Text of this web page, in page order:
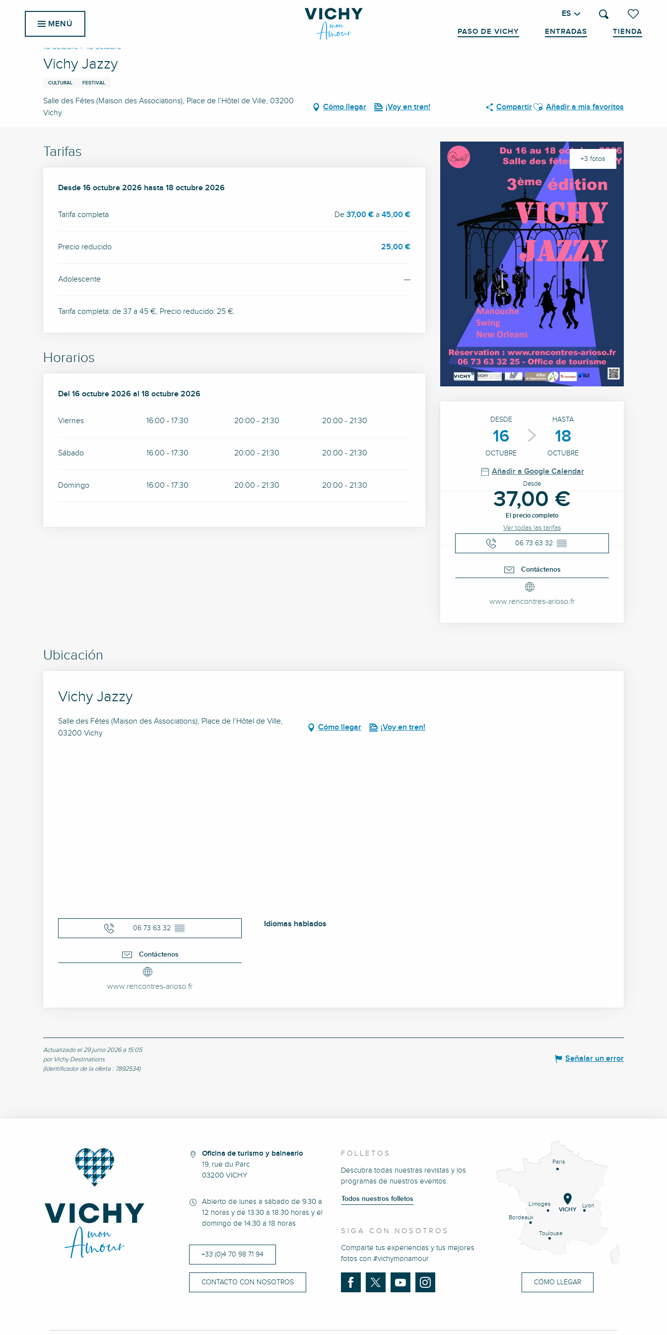
Voir les
Buscar
ES
PASO DE VICHY ENTRADAS TIENDA
MENÚ
Inicio Vichy Jazzy
16 octubre > 18 octubre
Vichy Jazzy
CULTURAL FESTIVAL
Salle des Fêtes (Maison des Associations), Place de l’Hôtel de Ville, 03200
Vichy
Cómo llegar ¡Voy en tren! CompartirAjouter aux favoris
Añadir a mis favoritos
+3 fotos
Horarios y datos de
DESDE
16
OCTUBRE
HASTA
18
OCTUBRE
Añadir a Google Calendar
Desde
37,00 €
El precio completo
Ver todas las tarifas
06 73 63 32 ▒▒
Contáctenos
www.rencontres-arioso.fr
Tarifas
Desde 16 octubre 2026 hasta 18 octubre 2026
Desde 16 octubre 2026 hasta 18 octubre 2026
Tarifa completa De37,00 € a45,00 €
Precio reducido 25,00 €
Adolescente —
Tarifa completa: de 37 a 45 €, Precio reducido: 25 €.
Horarios
Del 16 octubre 2026al 18 octubre 2026
Del 16 octubre 2026al 18 octubre 2026
Viernes 16:00 - 17:30 20:00 - 21:30 20:00 - 21:30
Sábado 16:00 - 17:30 20:00 - 21:30 20:00 - 21:30
Domingo 16:00 - 17:30 20:00 - 21:30 20:00 - 21:30
Ubicación
Vichy Jazzy
Salle des Fêtes (Maison des Associations), Place de l’Hôtel de Ville,
03200 Vichy
Cómo llegar ¡Voy en tren!
06 73 63 32 ▒▒
Contáctenos
www.rencontres-arioso.fr
Idiomas hablados
Idiomas hablados
Actualizado el 29 junio 2026 a 15:05
por Vichy Destinations
(Identificador de la oferta : 7892534)
Señalar un error
Oficina de turismo y balneario
19, rue du Parc
03200 VICHY
Abierto de lunes a sábado de 9.30 a
12 horas y de 13.30 a 18.30 horas y el
domingo de 14.30 a 18 horas
+33 (0)4 70 98 71 94
CONTACTO CON NOSOTROS
FOLLETOS
Descubra todas nuestras revistas y los
programas de nuestros eventos.
Todos nuestros folletos
SIGA CON NOSOTROS
Comparte tus experiencias y tus mejores
fotos con #vichymonamour
Paris
Lyon
Limoges
Bordeaux
Toulouse
VICHY
CÓMO LLEGAR